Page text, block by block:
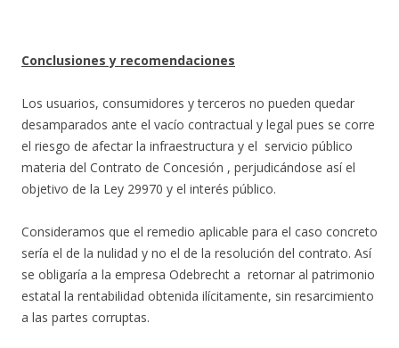
Conclusiones y recomendaciones
Los usuarios, consumidores y terceros no pueden quedar
desamparados ante el vacío contractual y legal pues se corre
el riesgo de afectar la infraestructura y el servicio público
materia del Contrato de Concesión , perjudicándose así el
objetivo de la Ley 29970 y el interés público.
Consideramos que el remedio aplicable para el caso concreto
sería el de la nulidad y no el de la resolución del contrato. Así
se obligaría a la empresa Odebrecht a retornar al patrimonio
estatal la rentabilidad obtenida ilícitamente, sin resarcimiento
a las partes corruptas.